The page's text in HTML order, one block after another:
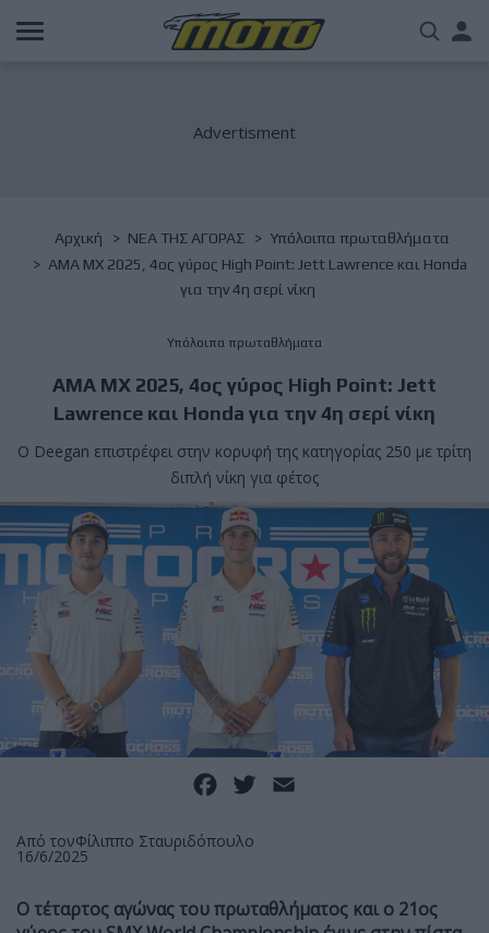
Παράκαμψη
προς
Breadcrumb
Αρχική NΕΑ ΤΗΣ ΑΓΟΡΑΣ
Υπόλοιπα πρωταθλήματα
AMA MX 2025, 4ος γύρος High Point: Jett Lawrence και Honda
για την 4η σερί νίκη
Υπόλοιπα πρωταθλήματα
AMA MX 2025, 4ος γύρος High Point: Jett
Lawrence και Honda για την 4η σερί νίκη
Ο Deegan επιστρέφει στην κορυφή της κατηγορίας 250 με τρίτη
διπλή νίκη για φέτος
Facebook
Twitter
Από τονΦίλιππο Σταυριδόπουλο
16/6/2025
Ο τέταρτος αγώνας του πρωταθλήματος και ο 21ος